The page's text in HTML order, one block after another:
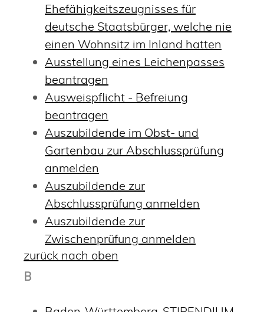
Ehefähigkeitszeugnisses für
deutsche Staatsbürger, welche nie
einen Wohnsitz im Inland hatten
Ausstellung eines Leichenpasses
beantragen
Ausweispflicht - Befreiung
beantragen
Auszubildende im Obst- und
Gartenbau zur Abschlussprüfung
anmelden
Auszubildende zur
Abschlussprüfung anmelden
Auszubildende zur
Zwischenprüfung anmelden
zurück nach oben
B